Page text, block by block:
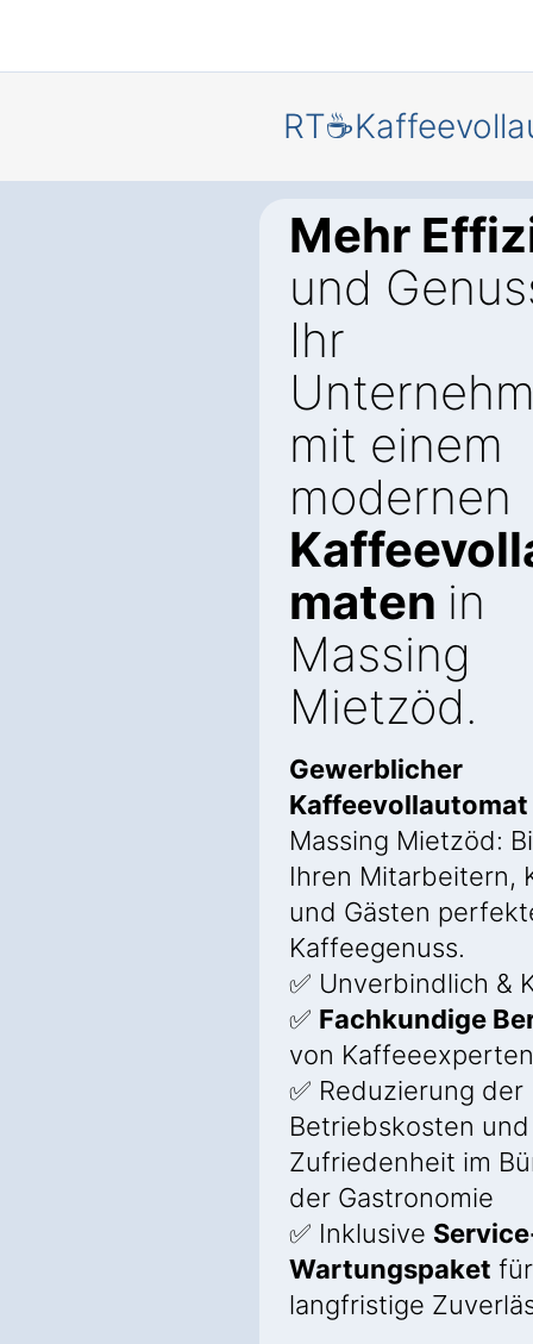
Mehr
und
Ihr
mit einem
modernen
maten in
Massing
Mietzöd.
Gewerblicher
Kaffeevollautomat
Massing Mietzöd:
Ihren Mitarbeitern,
und Gästen
Kaffeegenuss.
✅ Unverbindlich &
✅ Fachkundige
von Kaffeeexperten
✅ Reduzierung der
Betriebskosten
Zufriedenheit im
der Gastronomie
✅ Inklusive
Wartungspaket für
langfristige